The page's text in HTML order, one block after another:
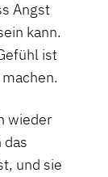
Angst
kann.
ist
wieder
das
und sie